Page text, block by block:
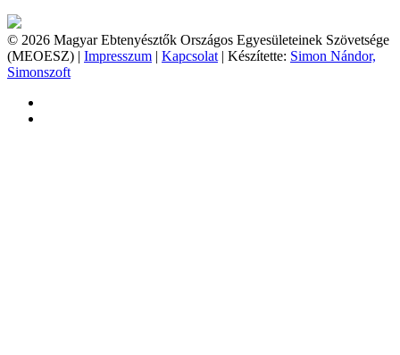
© 2026 Magyar Ebtenyésztők Országos Egyesületeinek Szövetsége
(MEOESZ) | Impresszum | Kapcsolat | Készítette: Simon Nándor,
Simonszoft